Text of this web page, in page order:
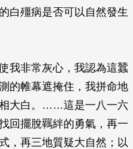
白殭病是否可以自然發生
我非常灰心，我認為這蠶
的帷幕遮掩住，我拼命地
大白。……這是一八一六
擺脫羈絆的勇氣，再一
，再三地質疑大自然；以